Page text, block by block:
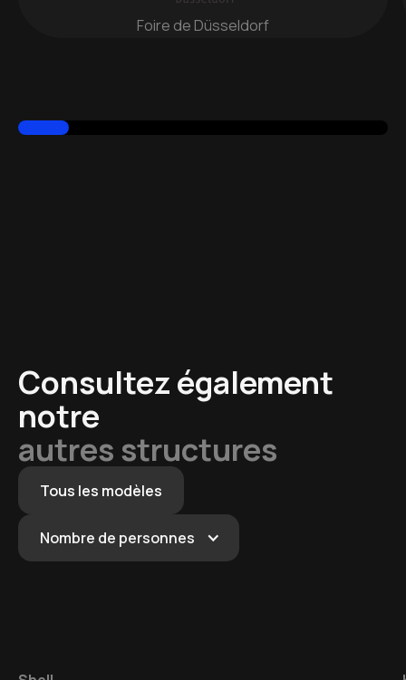
Foire de Düsseldorf
Consultez également
notre
autres structures
Tous les modèles
Nombre de personnes